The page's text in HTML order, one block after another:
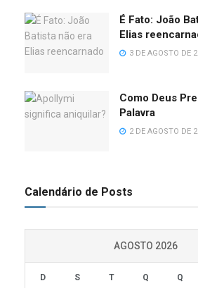
É Fato: João
Elias
3 DE AGOSTO DE
Como Deus
Palavra
2 DE AGOSTO DE
Calendário de Posts
AGOSTO 2026
D S T Q Q